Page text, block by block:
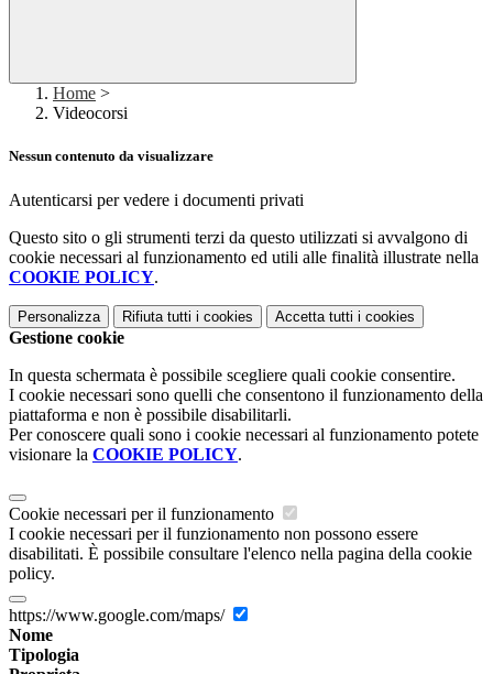
Home >
Videocorsi
Nessun contenuto da visualizzare
Autenticarsi per vedere i documenti privati
Questo sito o gli strumenti terzi da questo utilizzati si avvalgono di
cookie necessari al funzionamento ed utili alle finalità illustrate nella
COOKIE POLICY.
Personalizza Rifiuta tutti i cookies Accetta tutti i cookies
Gestione cookie
In questa schermata è possibile scegliere quali cookie consentire.
I cookie necessari sono quelli che consentono il funzionamento della
piattaforma e non è possibile disabilitarli.
Per conoscere quali sono i cookie necessari al funzionamento potete
visionare la COOKIE POLICY.
Cookie necessari per il funzionamento
I cookie necessari per il funzionamento non possono essere
disabilitati. È possibile consultare l'elenco nella pagina della cookie
policy.
https://www.google.com/maps/
Nome
Tipologia